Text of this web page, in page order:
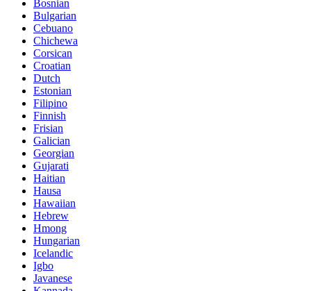
Bosnian
Bulgarian
Cebuano
Chichewa
Corsican
Croatian
Dutch
Estonian
Filipino
Finnish
Frisian
Galician
Georgian
Gujarati
Haitian
Hausa
Hawaiian
Hebrew
Hmong
Hungarian
Icelandic
Igbo
Javanese